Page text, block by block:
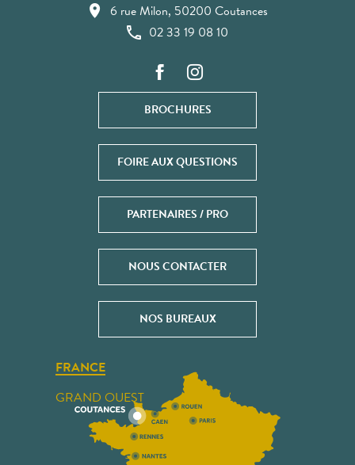
6 rue Milon, 50200 Coutances
02 33 19 08 10
BROCHURES
FOIRE AUX QUESTIONS
PARTENAIRES / PRO
NOUS CONTACTER
NOS BUREAUX
FRANCE
GRAND OUEST